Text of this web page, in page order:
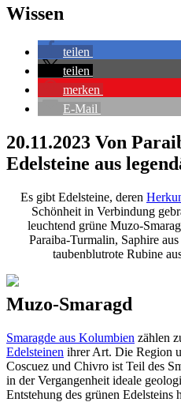
Wissen
teilen
teilen
merken
E-Mail
20.11.2023 Von
Edelsteine aus
Es gibt Edelsteine, deren
Schönheit in Verbindung
leuchtend grüne Muzo-
Paraiba-Turmalin, Saphire
taubenblutrote Rubine
Muzo-Smaragd
Smaragde aus Kolumbien zählen
Edelsteinen ihrer Art. Die Region
Coscuez und Chivro ist Teil des
in der Vergangenheit ideale
Entstehung des grünen Edelsteins